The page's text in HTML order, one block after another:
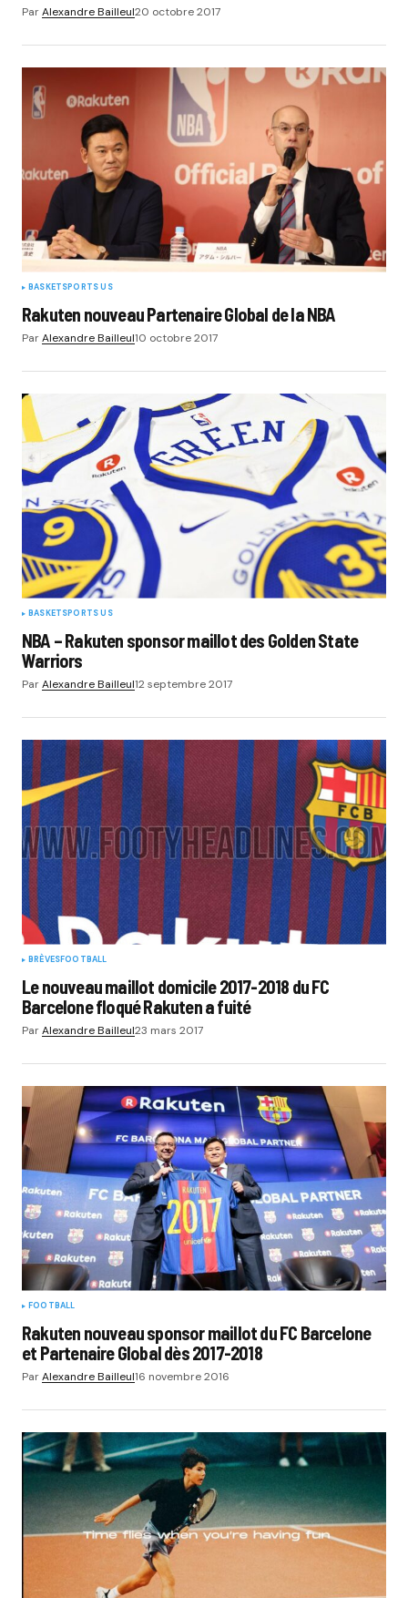
ParAlexandre Bailleul20 octobre 2017
BASKETSPORTS US
Rakuten nouveau Partenaire Global de la NBA
ParAlexandre Bailleul10 octobre 2017
BASKETSPORTS US
NBA – Rakuten sponsor maillot des Golden State
Warriors
ParAlexandre Bailleul12 septembre 2017
BRÈVESFOOTBALL
Le nouveau maillot domicile 2017-2018 du FC
Barcelone floqué Rakuten a fuité
ParAlexandre Bailleul23 mars 2017
FOOTBALL
Rakuten nouveau sponsor maillot du FC Barcelone
et Partenaire Global dès 2017-2018
ParAlexandre Bailleul16 novembre 2016